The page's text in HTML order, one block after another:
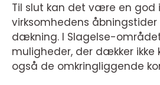
Til slut kan det være en god
virksomhedens
dækning. I Slagelse-
muligheder, der dækker ikke
også de omkringliggende